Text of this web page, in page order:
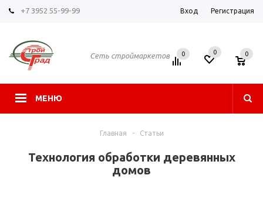
+7 3952 55-99-99 Вход Регистрация
Сеть строймаркетов
МЕНЮ
0 0 0
Главная - Статьи
Технология обработки деревянных
домов